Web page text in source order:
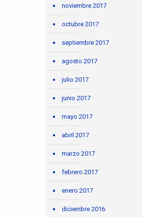
noviembre 2017
octubre 2017
septiembre 2017
agosto 2017
julio 2017
junio 2017
mayo 2017
abril 2017
marzo 2017
febrero 2017
enero 2017
diciembre 2016